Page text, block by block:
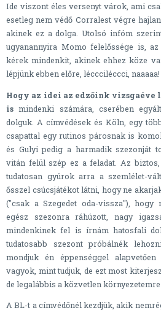
Ide viszont éles versenyt várok, ami
esetleg nem védő Corralest végre
akinek ez a dolga. Utolsó infóm
ugyanannyira Momo felelőssége is,
kérek mindenkit, akinek ehhez köze
lépjünk ebben előre, léccciléccci,
Hogy az idei az edzőink vizsgaéve
is mindenki számára, cserében
dolguk. A címvédések és Köln, egy
csapattal egy rutinos párosnak is
és Gulyi pedig a harmadik szezonját
vitán felül szép ez a feladat. Az
tudatosan gyúrok arra a szemlélet-
ősszel csúcsjátékot látni, hogy ne
("csak a Szegedet oda-vissza"),
egész szezonra ráhúzott, nagy
mindenkinek fel is írnám hatosfali
tudatosabb szezont próbálnék
mondjuk én éppenséggel
vagyok, mint tudjuk, de ezt most
de legalábbis a közvetlen környezetemre
A BL-t a címvédőnél kezdjük, akik